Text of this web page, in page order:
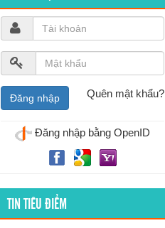
Quên mật khẩu?
Đăng nhập bằng OpenID
TIN TIÊU ĐIỂM